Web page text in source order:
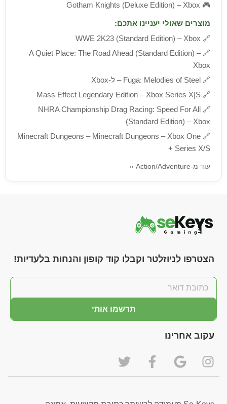
🎮
Gotham Knights (Deluxe Edition) – Xbox
מוצרים שאולי יעניינו אתכם:
🔗
WWE 2K23 (Standard Edition) – Xbox
🔗
A Quiet Place: The Road Ahead (Standard Edition) –
Xbox
🔗 Fuga: Melodies of Steel – ל-Xbox
🔗
Mass Effect Legendary Edition – Xbox Series X|S
🔗
NHRA Championship Drag Racing: Speed For All
(Standard Edition) – Xbox
🔗
Minecraft Dungeons – Minecraft Dungeons – Xbox One
+ Series X/S
עוד מ-Action/Adventure »
הצטרפו לניוזלטר וקבלו קוד קופון והנחות בלעדיות!
תרשמו אותי
עקוב אחרינו